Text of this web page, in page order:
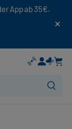
App ab 35€.